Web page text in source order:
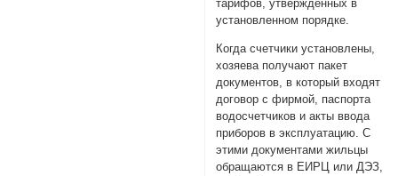
тарифов, утвержденных в
установленном порядке.
Когда счетчики установлены,
хозяева получают пакет
документов, в который входят
договор с фирмой, паспорта
водосчетчиков и акты ввода
приборов в эксплуатацию. С
этими документами жильцы
обращаются в ЕИРЦ или ДЭЗ,